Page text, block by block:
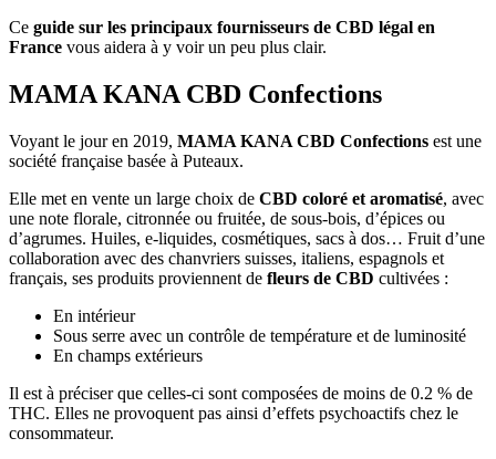
Ce guide sur les principaux fournisseurs de CBD légal en
France vous aidera à y voir un peu plus clair.
MAMA KANA CBD Confections
Voyant le jour en 2019, MAMA KANA CBD Confections est une
société française basée à Puteaux.
Elle met en vente un large choix de CBD coloré et aromatisé, avec
une note florale, citronnée ou fruitée, de sous-bois, d’épices ou
d’agrumes. Huiles, e-liquides, cosmétiques, sacs à dos… Fruit d’une
collaboration avec des chanvriers suisses, italiens, espagnols et
français, ses produits proviennent de fleurs de CBD cultivées :
En intérieur
Sous serre avec un contrôle de température et de luminosité
En champs extérieurs
Il est à préciser que celles-ci sont composées de moins de 0.2 % de
THC. Elles ne provoquent pas ainsi d’effets psychoactifs chez le
consommateur.